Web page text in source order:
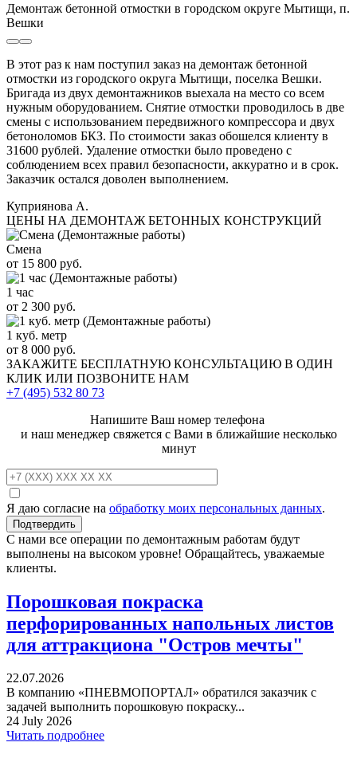
Демонтаж бетонной отмостки в городском округе Мытищи, п.
Вешки
В этот раз к нам поступил заказ на демонтаж бетонной
отмостки из городского округа Мытищи, поселка Вешки.
Бригада из двух демонтажников выехала на место со всем
нужным оборудованием. Снятие отмостки проводилось в две
смены с использованием передвижного компрессора и двух
бетоноломов БКЗ. По стоимости заказ обошелся клиенту в
31600 рублей. Удаление отмостки было проведено с
соблюдением всех правил безопасности, аккуратно и в срок.
Заказчик остался доволен выполнением.
Куприянова А.
ЦЕНЫ НА ДЕМОНТАЖ БЕТОННЫХ КОНСТРУКЦИЙ
Смена
от 15 800 руб.
1 час
от 2 300 руб.
1 куб. метр
от 8 000 руб.
ЗАКАЖИТЕ БЕСПЛАТНУЮ КОНСУЛЬТАЦИЮ В ОДИН
КЛИК ИЛИ ПОЗВОНИТЕ НАМ
+7 (495) 532 80 73
Напишите Ваш номер телефона
и наш менеджер свяжется с Вами в ближайшие несколько
минут
Я даю согласие на обработку моих персональных данных.
С нами все операции по демонтажным работам будут
выполнены на высоком уровне! Обращайтесь, уважаемые
клиенты.
Порошковая покраска
перфорированных напольных листов
для аттракциона "Остров мечты"
22.07.2026
В компанию «ПНЕВМОПОРТАЛ» обратился заказчик с
задачей выполнить порошковую покраску...
24 July 2026
Читать подробнее